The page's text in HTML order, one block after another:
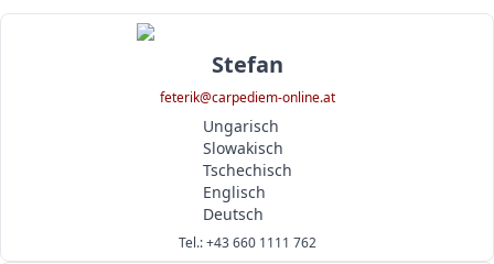
Stefan
feterik@carpediem-online.at
Ungarisch
Slowakisch
Tschechisch
Englisch
Deutsch
Tel.: +43 660 1111 762